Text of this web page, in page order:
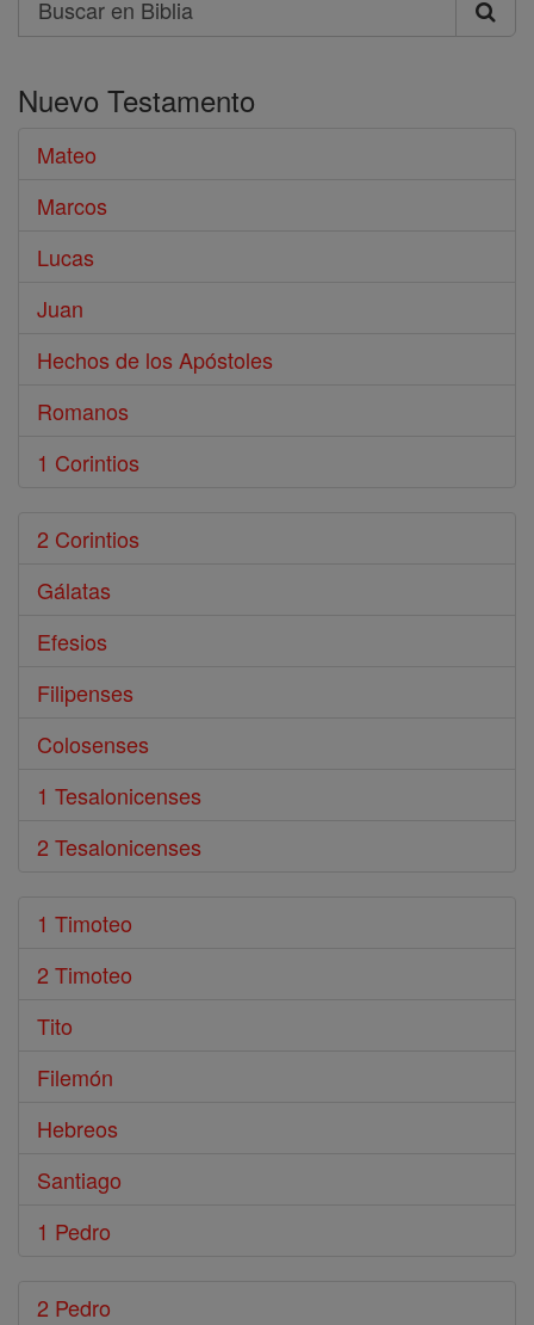
Buscar
Biblia
Nuevo Testamento
Mateo
Marcos
Lucas
Juan
Hechos de los Apóstoles
Romanos
1 Corintios
2 Corintios
Gálatas
Efesios
Filipenses
Colosenses
1 Tesalonicenses
2 Tesalonicenses
1 Timoteo
2 Timoteo
Tito
Filemón
Hebreos
Santiago
1 Pedro
2 Pedro